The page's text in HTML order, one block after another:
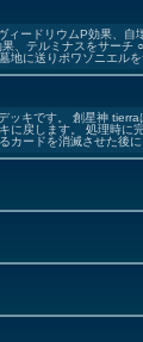
ィードリウムP効果、自
、テルミナスをサーチ
地に送りポワソニエル
ッキです。 創星神 tierra
に戻します。 処理時に
カードを消滅させた後